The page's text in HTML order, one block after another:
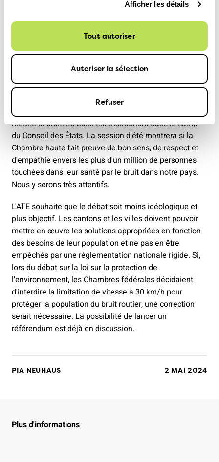
Afficher les détails
Tout autoriser
Autoriser la sélection
Refuser
ne pas en être empêchés par
une réglementation
nationale rigide.
Dernière attaque : le Conseil national a approuvé une
proposition selon laquelle les réductions de vitesse sur
les traversées de localités ne seraient plus possibles du
tout si la vitesse de 30 km/h devait être destinée à
réduire le bruit. La balle est maintenant dans le camp
du Conseil des États. La session d'été montrera si la
Chambre haute fait preuve de bon sens, de respect et
d'empathie envers les plus d'un million de personnes
touchées dans leur santé par le bruit dans notre pays.
Nous y serons très attentifs.
L'ATE souhaite que le débat soit moins idéologique et
plus objectif. Les cantons et les villes doivent pouvoir
mettre en œuvre les solutions appropriées en fonction
des besoins de leur population et ne pas en être
empêchés par une réglementation nationale rigide. Si,
lors du débat sur la loi sur la protection de
l'environnement, les Chambres fédérales décidaient
d'interdire la limitation de vitesse à 30 km/h pour
protéger la population du bruit routier, une correction
serait nécessaire. La possibilité de lancer un
référendum est déjà en discussion.
PIA NEUHAUS 2 MAI 2024
Plus d'informations